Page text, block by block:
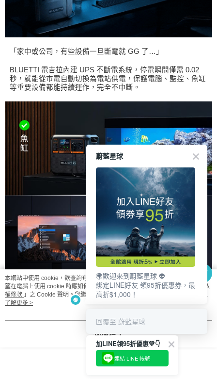
「家中或公司，有些設備一旦斷電就 GG 了…」
BLUETTI 電吉拉內建 UPS 不斷電系統，停電瞬間僅需 0.02
秒，就能從市電自動切換為電站供電，保護電腦、監控、魚缸
等重要設備都能持續運作，完全不中斷。
🁢 想使用 UPS 應該如何連接？
你只需要將想使用的設備接上【BLUETTI 電吉拉】，再將電
本網站中使用 cookie，欲查詢有關本網站使用 cookie 方式之詳情，及若您不希
望在電腦上使用 cookie 時應如何變更電腦的 cookie 設定，請參閱本網站「
隱私
權條款 」之 Cookie 聲明。您繼續使用本網站即表示您同意本公司得按本網站使
用條款之 Cookie 聲明使用 cookie。
了解更多 >
我知道了
蔚藍星球
🌍歡迎來到蔚藍星球 👽
綁定LINE好友 領95折優惠券，最
高折$1,000！
回覆至 蔚藍星球
加LINE領95折優惠💚👇
連結 LINE 帳號